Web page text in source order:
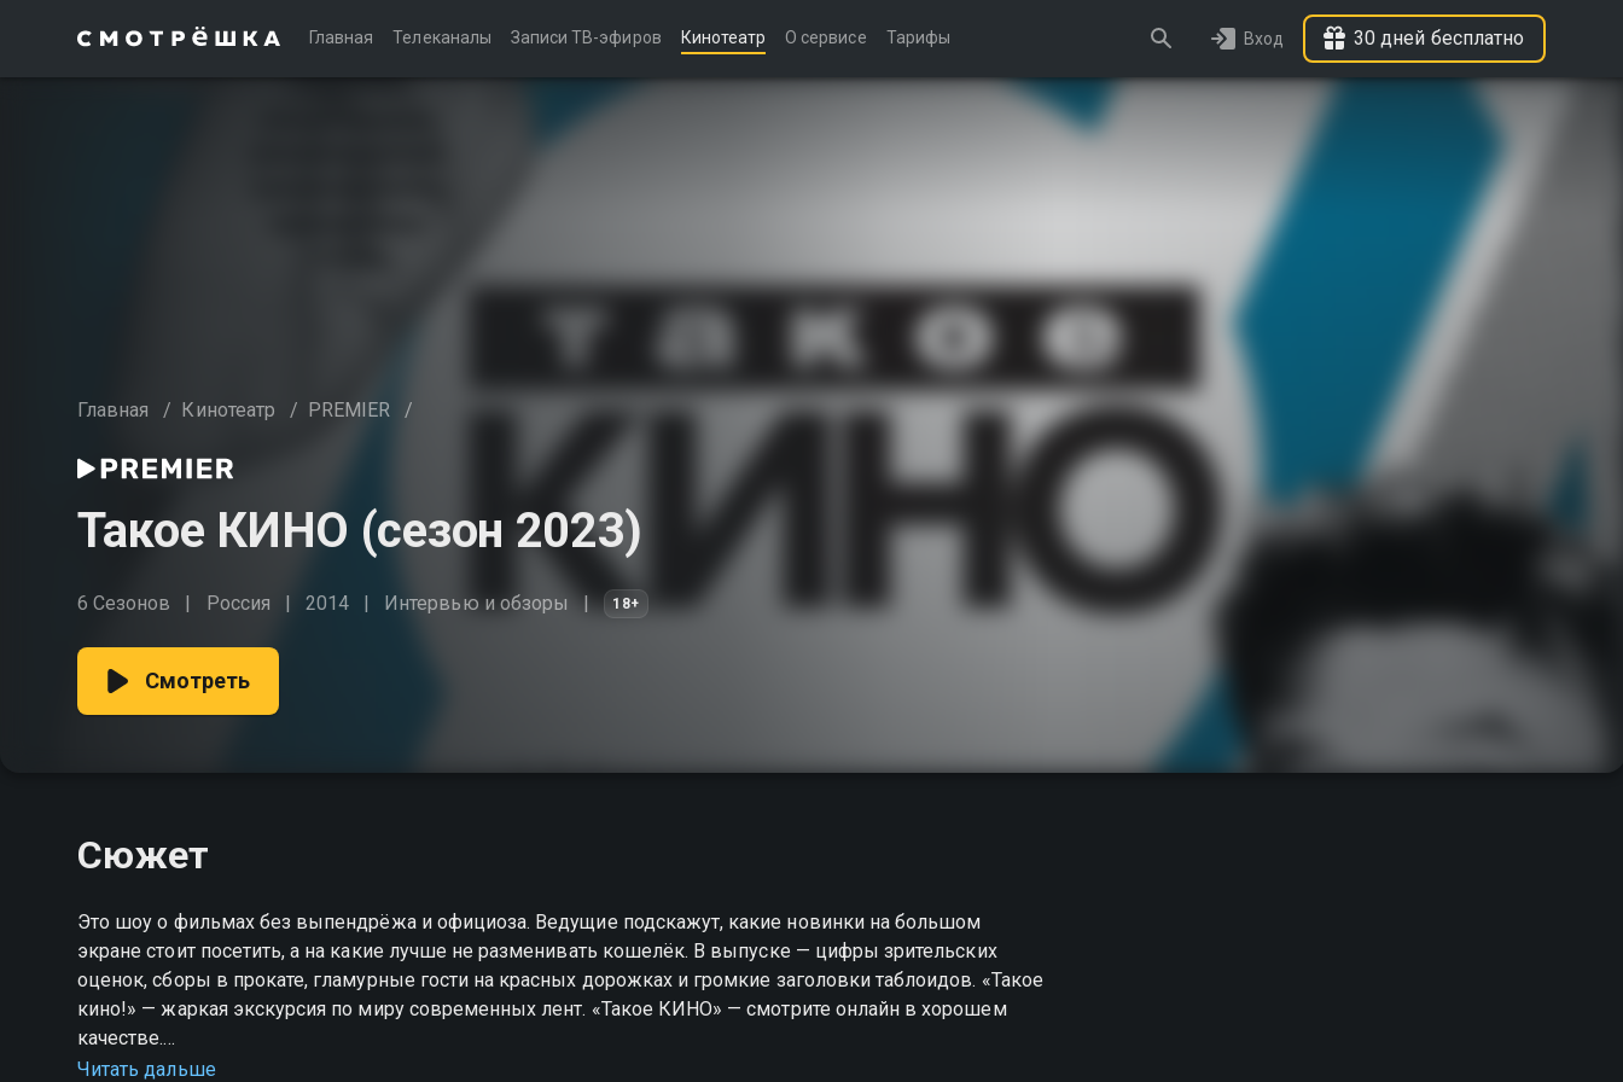
Главная Телеканалы Записи ТВ-эфиров Кинотеатр О сервисе Тарифы Вход 30 дней бесплатно
Главная / Кинотеатр / PREMIER /
Такое КИНО (сезон 2023)
6 Сезонов Россия 2014 Интервью и обзоры 18+
Смотреть
Сюжет
Это шоу о фильмах без выпендрёжа и официоза. Ведущие подскажут, какие новинки на большом
экране стоит посетить, а на какие лучше не разменивать кошелёк. В выпуске — цифры зрительских
оценок, сборы в прокате, гламурные гости на красных дорожках и громкие заголовки таблоидов. «Такое
кино!» — жаркая экскурсия по миру современных лент. «Такое КИНО» — смотрите онлайн в хорошем
качестве.
Читать дальше